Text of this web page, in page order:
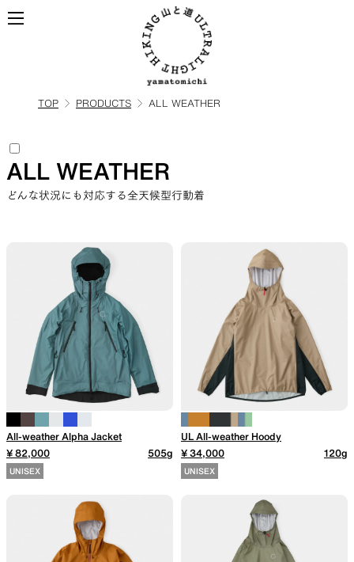
TOPS
山道具として考えられたクロー
ジング
BOTTOMS
機能的な5ポケットを持つパン
ツ＆ショーツ
風や雨、寒さを防ぐシェル
ハイキングのためのヘッドウ
TOP PRODUCTS ALL WEATHER
ALL WEATHER
どんな状況にも対応する全天候型行動着
All-weather Alpha Jacket
¥ 82,000
505g
UNISEX
UL All-weather Hoody
¥ 34,000
120g
UNISEX